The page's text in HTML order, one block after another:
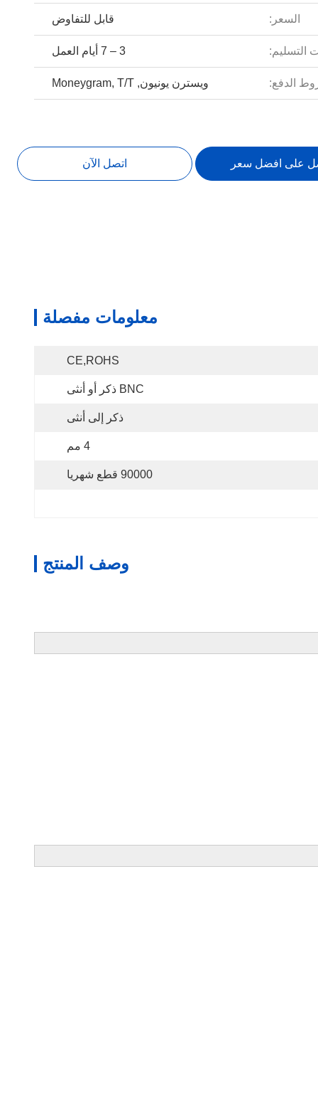
السعر: قابل للتفاوض
التسليم: 3 – 7 أيام العمل
الدفع: ويسترن يونيون, Moneygram, T/T
على افضل سعر اتصل الآن
معلومات مفصلة
CE,ROHS
BNC ذكر أو أنثى
ذكر إلى أنثى
4 مم
90000 قطع شهريا
وصف المنتج